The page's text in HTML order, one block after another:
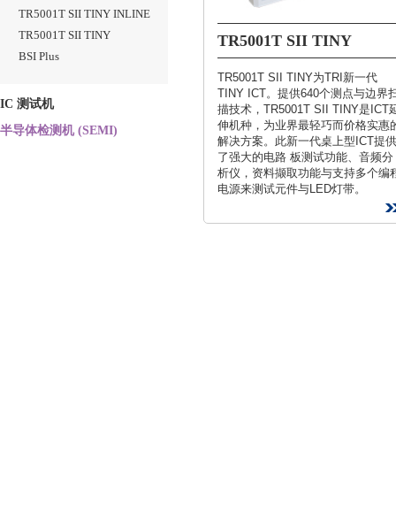
TR5001T SII TINY INLINE
TR5001T SII TINY
BSI Plus
IC 测试机
半导体检测机 (SEMI)
TR5001T SII TINY
TR5001T SII TINY为TRI新一代
TINY ICT。提供640个测点与边界
描技术，TR5001T SII TINY是ICT
伸机种，为业界最轻巧而价格实惠
解决方案。此新一代桌上型ICT提供
了强大的电路 板测试功能、音频分
析仪，资料撷取功能与支持多个编
电源来测试元件与LED灯带。